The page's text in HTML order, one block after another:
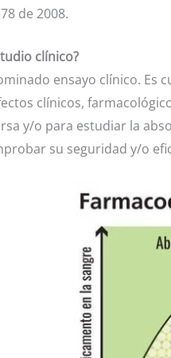
de 2008.
clínico?
ensayo clínico. Es
clínicos,
y/o para estudiar la
su seguridad y/o